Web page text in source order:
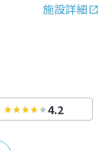
施設詳細
4.2